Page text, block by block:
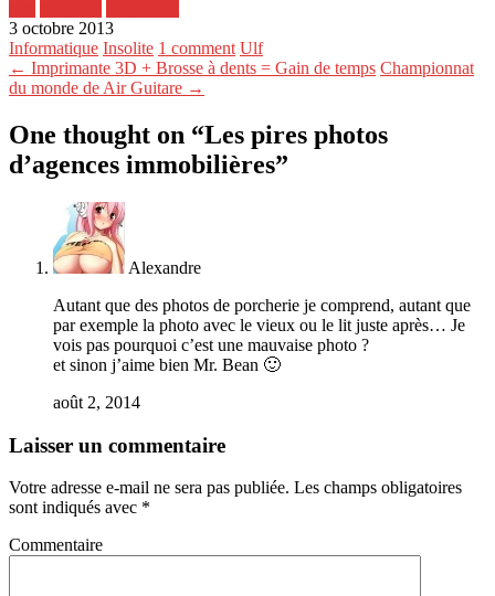
3 octobre 2013
Informatique Insolite 1 comment Ulf
← Imprimante 3D + Brosse à dents = Gain de temps Championnat
du monde de Air Guitare →
One thought on “Les pires photos
d’agences immobilières”
Alexandre
Autant que des photos de porcherie je comprend, autant que
par exemple la photo avec le vieux ou le lit juste après… Je
vois pas pourquoi c’est une mauvaise photo ?
et sinon j’aime bien Mr. Bean 🙂
août 2, 2014
Laisser un commentaire
Votre adresse e-mail ne sera pas publiée. Les champs obligatoires
sont indiqués avec *
Commentaire